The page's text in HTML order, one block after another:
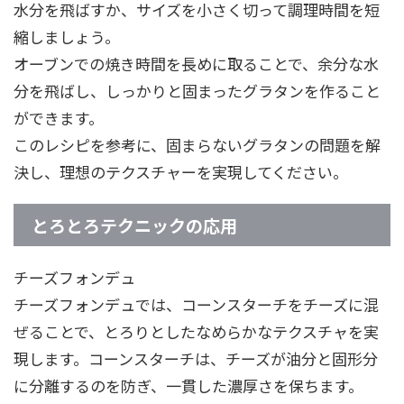
水分を飛ばすか、サイズを小さく切って調理時間を短
縮しましょう。
オーブンでの焼き時間を長めに取ることで、余分な水
分を飛ばし、しっかりと固まったグラタンを作ること
ができます。
このレシピを参考に、固まらないグラタンの問題を解
決し、理想のテクスチャーを実現してください。
とろとろテクニックの応用
チーズフォンデュ
チーズフォンデュでは、コーンスターチをチーズに混
ぜることで、とろりとしたなめらかなテクスチャを実
現します。コーンスターチは、チーズが油分と固形分
に分離するのを防ぎ、一貫した濃厚さを保ちます。